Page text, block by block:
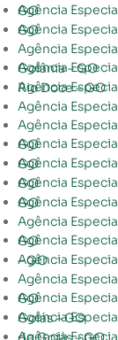
Agência Especialista na Criação de Site em Anápolis – GO
Agência Especialista na Criação de Site em Anhanguera – GO
Agência
Agência Especialista na Criação de Site em Aparecida de Goiânia – GO
Agência Especialista na Criação de Site em Aparecida do Rio Doce – GO
Agência
Agência
Agência Especialista na Criação de Site em Aragarças – GO
Agência Especialista na Criação de Site em Aragoiânia – GO
Agência Especialista na Criação de Site em Araguapaz – GO
Agência Especialista na Criação de Site em Arenópolis – GO
Agência
Agência Especialista na Criação de Site em Aurilândia – GO
Agência Especialista na Criação de Site em Avelinópolis – GO
Agência
Agência Especialista na Criação de Site em Barro Alto – GO
Agência Especialista na Criação de Site em Bela Vista de Goiás – GO